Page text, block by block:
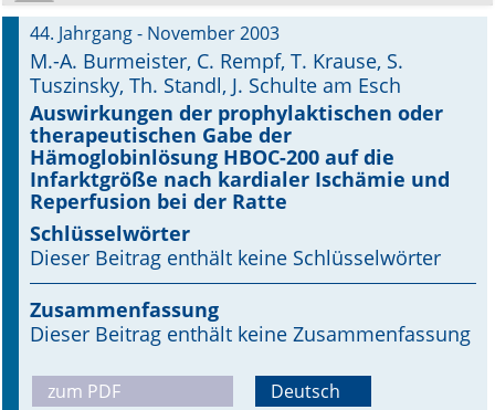
Suche
Aktuelle Ausgabe
Leitlinien
Archiv
Supplements
Supplements OrphanAnesthesia
Online First
A&I English
44. Jahrgang - November 2003
M.-A. Burmeister, C. Rempf, T. Krause, S.
Tuszinsky, Th. Standl, J. Schulte am Esch
Auswirkungen der prophylaktischen oder
therapeutischen Gabe der
Hämoglobinlösung HBOC-200 auf die
Infarktgröße nach kardialer Ischämie und
Reperfusion bei der Ratte
Schlüsselwörter
Dieser Beitrag enthält keine Schlüsselwörter
Zusammenfassung
Dieser Beitrag enthält keine Zusammenfassung
zum PDF
Deutsch